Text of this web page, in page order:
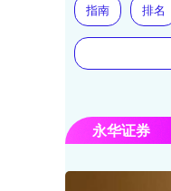
指南 排名
永华证券